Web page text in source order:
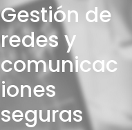
Gestión de
redes y
comunicac
iones
seguras